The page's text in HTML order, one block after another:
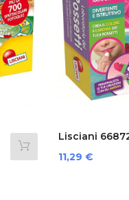
Lisciani
Preis
11,29 €